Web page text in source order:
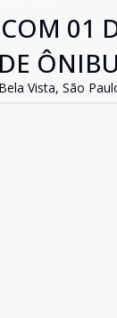
01
Vista, São